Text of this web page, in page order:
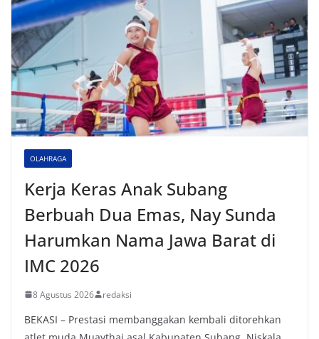
OLAHRAGA
Kerja Keras Anak Subang
Berbuah Dua Emas, Nay Sunda
Harumkan Nama Jawa Barat di
IMC 2026
8 Agustus 2026 redaksi
BEKASI – Prestasi membanggakan kembali ditorehkan